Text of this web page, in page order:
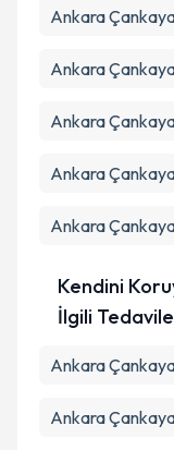
Ankara
Ankara
Ankara
Ankara
Ankara
Kendini
İlgili
Ankara
Ankara